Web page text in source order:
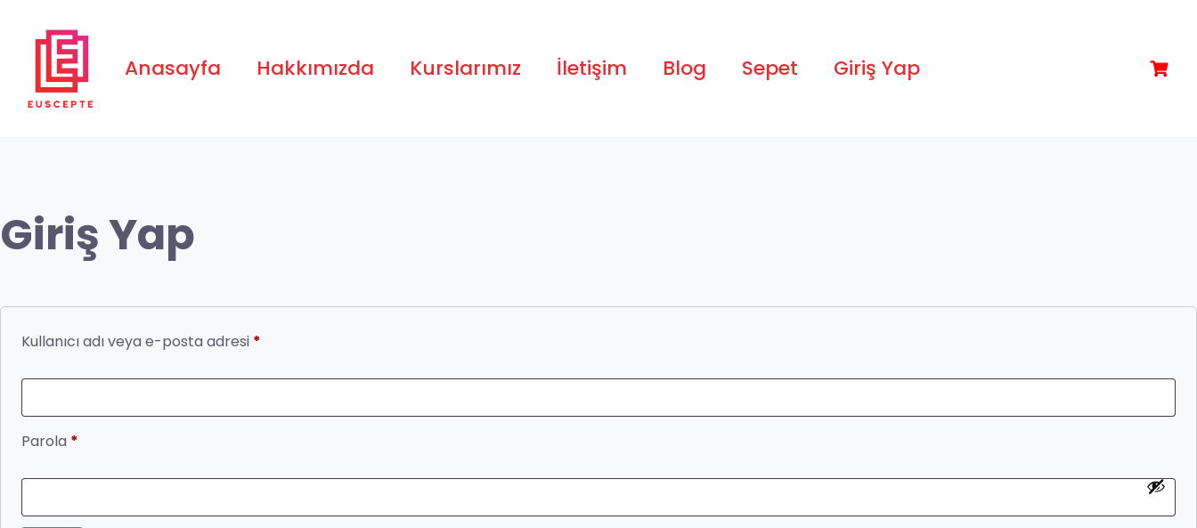
Anasayfa Hakkımızda Kurslarımız İletişim Blog Sepet Giriş Yap
Giriş Yap
Kullanıcı adı veya e-posta adresi *
Parola *